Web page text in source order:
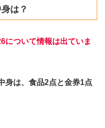
は？
について情報は出ていま
身は、食品2点と金券1点